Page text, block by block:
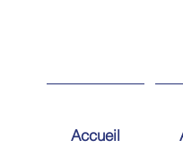
Accueil